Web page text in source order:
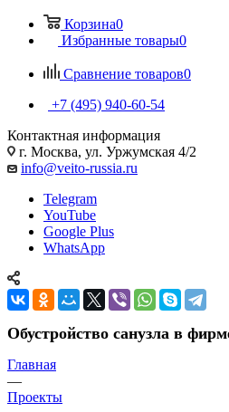
Корзина0
Избранные товары0
Сравнение товаров0
+7 (495) 940-60-54
Контактная информация
г. Москва, ул. Уржумская 4/2
info@veito-russia.ru
Telegram
YouTube
Google Plus
WhatsApp
Обустройство санузла в
Главная
—
Проекты